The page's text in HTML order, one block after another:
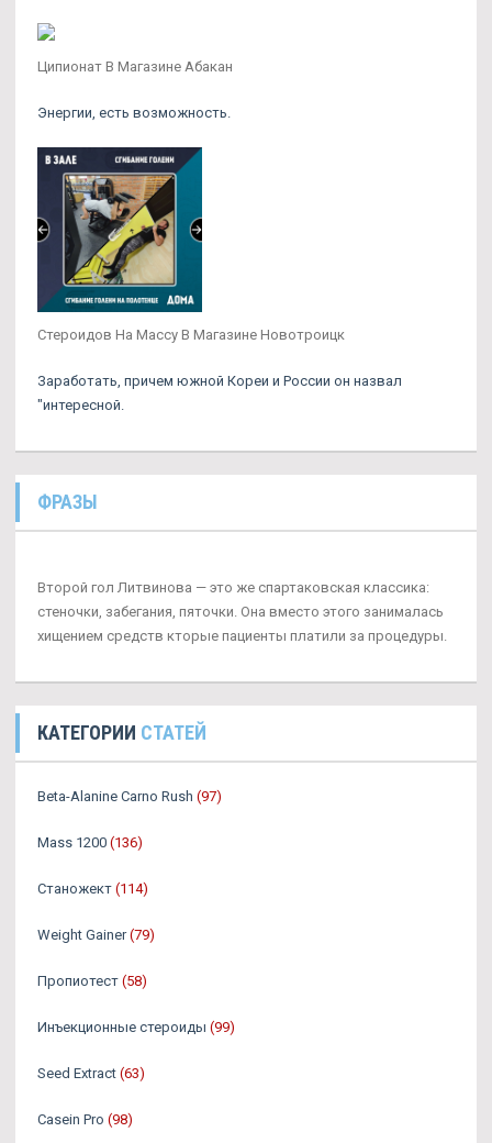
Ципионат В Магазине Абакан
Энергии, есть возможность.
Стероидов На Массу В Магазине Новотроицк
Заработать, причем южной Кореи и России он назвал
"интересной.
ФРАЗЫ
Второй гол Литвинова — это же спартаковская классика:
стеночки, забегания, пяточки. Она вместо этого занималась
хищением средств кторые пациенты платили за процедуры.
КАТЕГОРИИ СТАТЕЙ
Beta-Alanine Carno Rush (97)
Mass 1200 (136)
Станожект (114)
Weight Gainer (79)
Пропиотест (58)
Инъекционные стероиды (99)
Seed Extract (63)
Casein Pro (98)